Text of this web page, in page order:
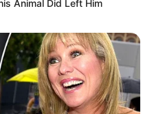
Animal Did Left Him